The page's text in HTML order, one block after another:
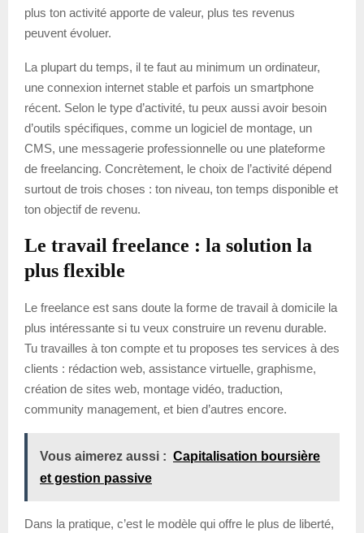
plus ton activité apporte de valeur, plus tes revenus
peuvent évoluer.
La plupart du temps, il te faut au minimum un ordinateur,
une connexion internet stable et parfois un smartphone
récent. Selon le type d’activité, tu peux aussi avoir besoin
d’outils spécifiques, comme un logiciel de montage, un
CMS, une messagerie professionnelle ou une plateforme
de freelancing. Concrètement, le choix de l’activité dépend
surtout de trois choses : ton niveau, ton temps disponible et
ton objectif de revenu.
Le travail freelance : la solution la
plus flexible
Le freelance est sans doute la forme de travail à domicile la
plus intéressante si tu veux construire un revenu durable.
Tu travailles à ton compte et tu proposes tes services à des
clients : rédaction web, assistance virtuelle, graphisme,
création de sites web, montage vidéo, traduction,
community management, et bien d’autres encore.
Vous aimerez aussi : Capitalisation boursière
et gestion passive
Dans la pratique, c’est le modèle qui offre le plus de liberté,